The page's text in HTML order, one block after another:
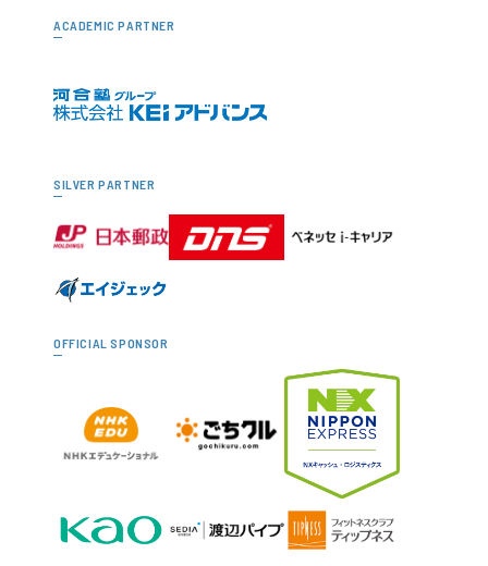
ACADEMIC PARTNER
SILVER PARTNER
OFFICIAL SPONSOR